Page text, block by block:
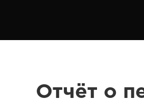
Отчёт о